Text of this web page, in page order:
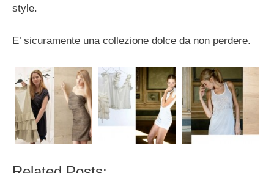
style.
E’ sicuramente una collezione dolce da non perdere.